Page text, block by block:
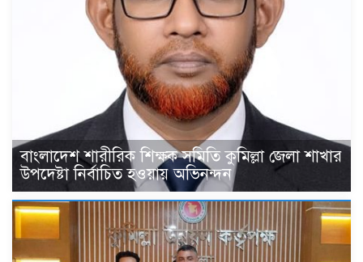
বাংলাদেশ শারীরিক শিক্ষক সমিতি কুমিল্লা জেলা শাখার
উপদেষ্টা নির্বাচিত হওয়ায় অভিনন্দন